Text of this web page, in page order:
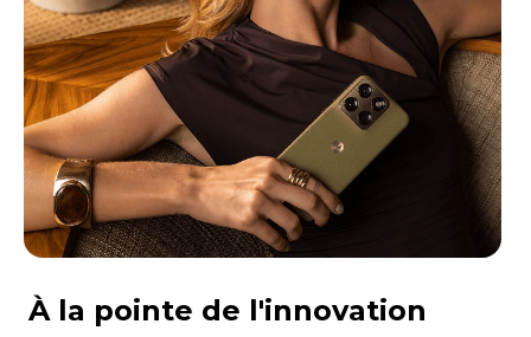
À la pointe de l'innovation